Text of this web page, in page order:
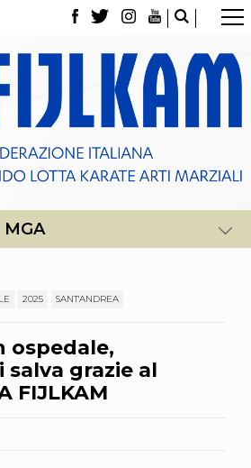
Federazione
Contatti
Affiliazioni e Tesseramenti
Sportive con più di 100 atleti
tesserati
Sportiva
e Risultati
Partners
La disciplina
News
Didattica
e Risultati
2025 SANT'ANDREA
ospedale,
salva grazie al
FIJLKAM